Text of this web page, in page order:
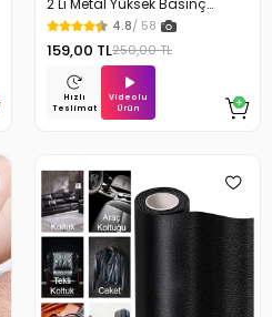
Yağmurlamalı Hortum Ucu
4.8/ 58
159,00 TL250,00 TL
Hızlı
Teslimat
Videolu
Ürün